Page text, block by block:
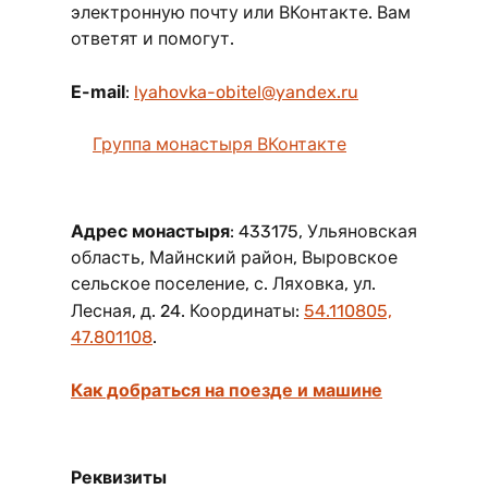
электронную почту или ВКонтакте. Вам
ответят и помогут.
E-mail: lyahovka-obitel@yandex.ru
Группа монастыря ВКонтакте
Адрес монастыря: 433175, Ульяновская
область, Майнский район, Выровское
сельское поселение, с. Ляховка, ул.
Лесная, д. 24. Координаты: 54.110805,
47.801108.
Как добраться на поезде и машине
Реквизиты